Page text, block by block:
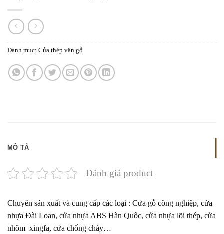
Danh mục: Cửa thép vân gỗ
MÔ TẢ
Đánh giá product
Chuyên sản xuất và cung cấp các loại : Cửa gỗ công nghiệp, cửa
nhựa Đài Loan, cửa nhựa ABS Hàn Quốc, cửa nhựa lõi thép, cửa
nhôm xingfa, cửa chống cháy…